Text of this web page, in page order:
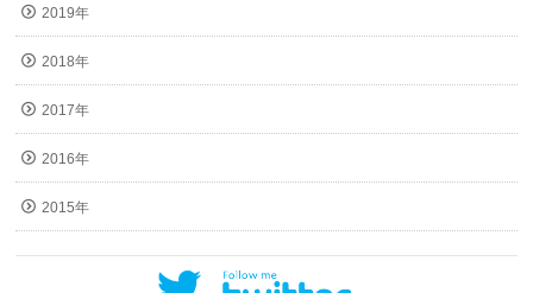
2019年
2018年
2017年
2016年
2015年